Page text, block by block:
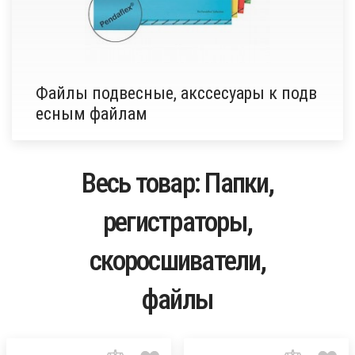
Файлы подвесные, акссесуары к подв
есным файлам
Весь товар: Папки,
регистраторы,
скоросшиватели,
файлы